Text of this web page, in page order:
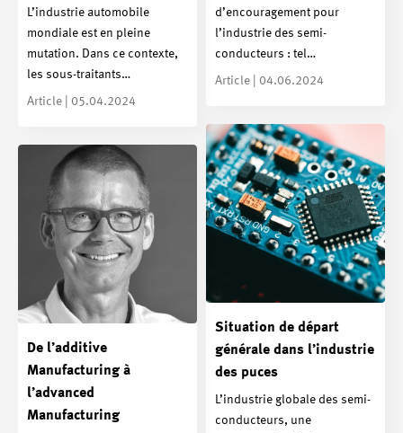
d’encouragement pour
l’industrie des semi-
conducteurs : tel…
Article | 04.06.2024
L’industrie automobile
mondiale est en pleine
mutation. Dans ce contexte,
les sous-traitants…
Article | 05.04.2024
Situation de départ
générale dans l’industrie
des puces
L’industrie globale des semi-
conducteurs, une
De l’additive
Manufacturing à
l’advanced
Manufacturing